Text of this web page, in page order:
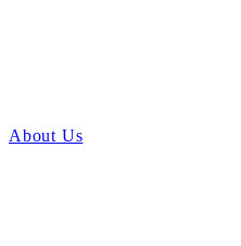
About Us